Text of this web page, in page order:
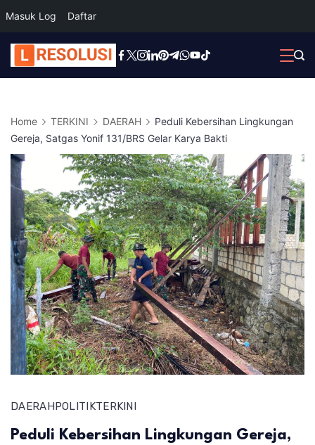
Masuk Log Daftar
Skip
to
Home TERKINI DAERAH
Peduli Kebersihan Lingkungan
Gereja, Satgas Yonif 131/BRS Gelar Karya Bakti
DAERAHPOLITIKTERKINI
Peduli Kebersihan Lingkungan Gereja,